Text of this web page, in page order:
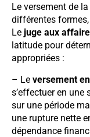
Le versement de
différentes
Le juge aux
latitude pour
appropriées :
– Le versement
s’effectuer en une
sur une période
une rupture nette
dépendance